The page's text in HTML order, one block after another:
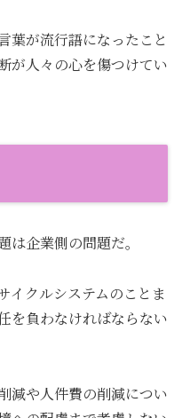
葉が流行語になったこと
が人々の心を傷つけてい
企業側の問題だ。
イクルシステムのことま
を負わなければならない
減や人件費の削減につい